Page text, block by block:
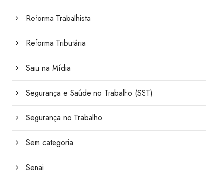
Reforma Trabalhista
Reforma Tributária
Saiu na Mídia
Segurança e Saúde no Trabalho (SST)
Segurança no Trabalho
Sem categoria
Senai